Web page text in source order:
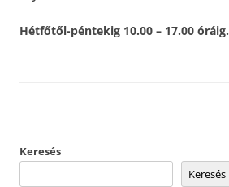
Hétfőtől-péntekig 10.00 – 17.00 óráig.
Keresés
Keresés